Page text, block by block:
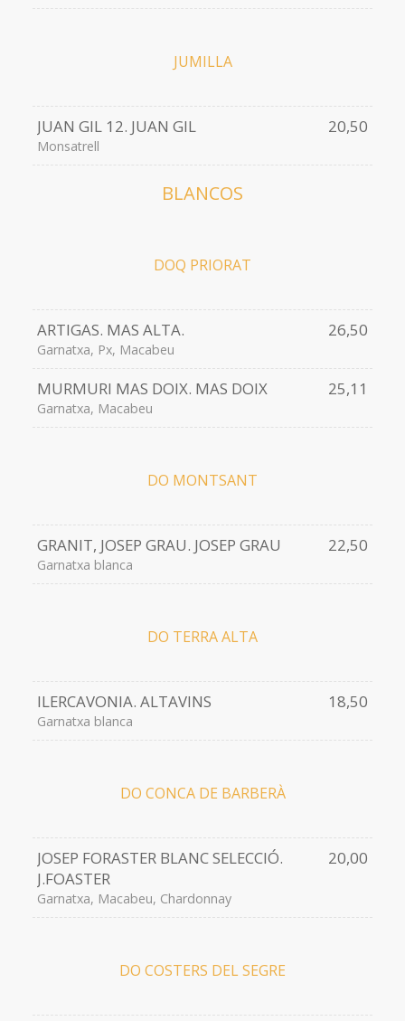
JUMILLA
JUAN GIL 12. JUAN GIL 20,50
Monsatrell
BLANCOS
DOQ PRIORAT
ARTIGAS. MAS ALTA. 26,50
Garnatxa, Px, Macabeu
MURMURI MAS DOIX. MAS DOIX 25,11
Garnatxa, Macabeu
DO MONTSANT
GRANIT, JOSEP GRAU. JOSEP GRAU 22,50
Garnatxa blanca
DO TERRA ALTA
ILERCAVONIA. ALTAVINS 18,50
Garnatxa blanca
DO CONCA DE BARBERÀ
JOSEP FORASTER BLANC SELECCIÓ.
J.FOASTER
20,00
Garnatxa, Macabeu, Chardonnay
DO COSTERS DEL SEGRE